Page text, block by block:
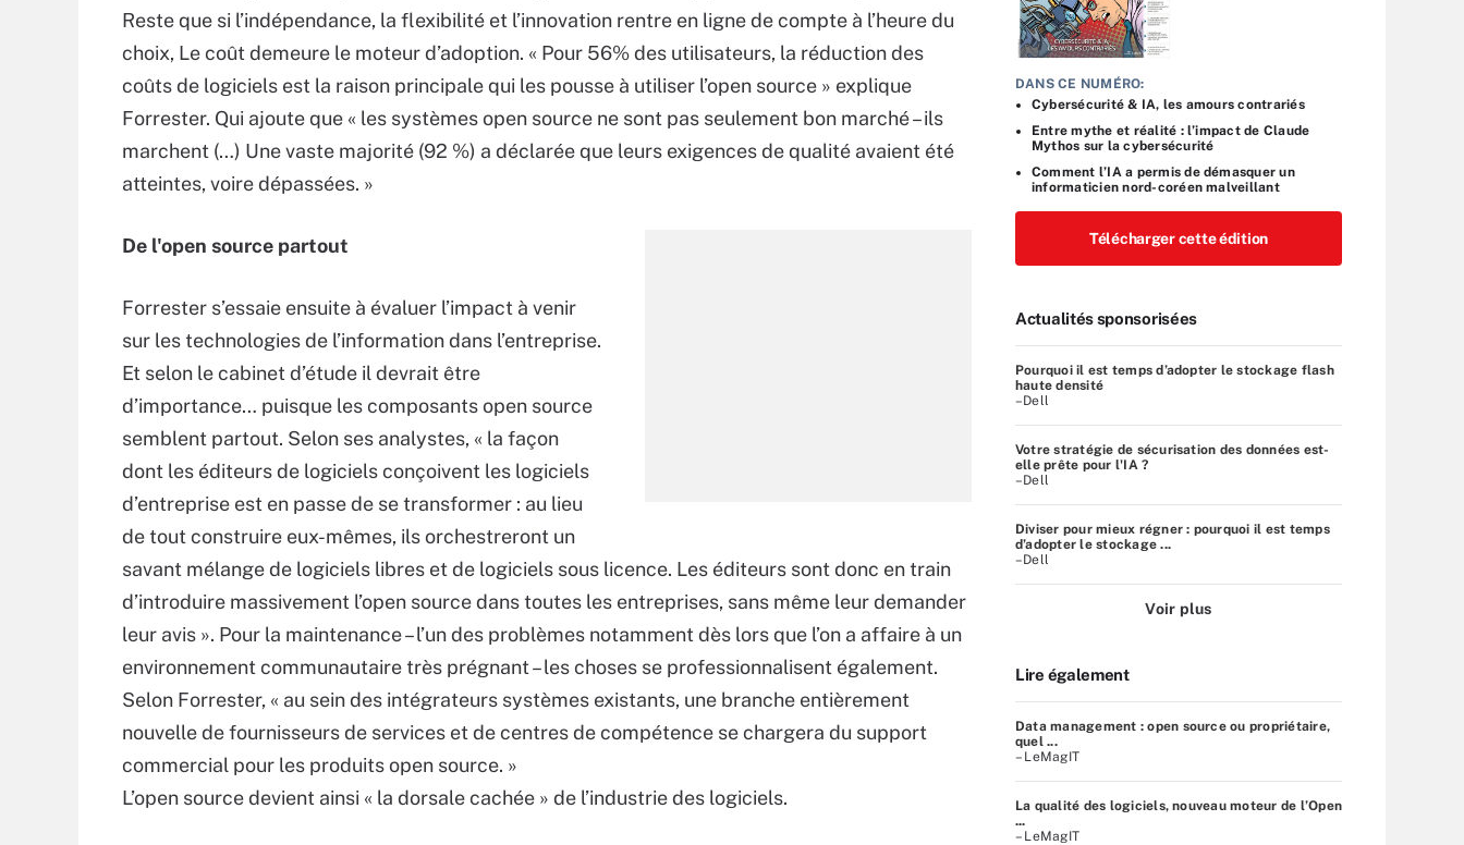
Reste que si l’indépendance, la flexibilité et l’innovation rentre en ligne de compte à l’heure du
choix, Le coût demeure le moteur d’adoption. « Pour 56% des utilisateurs, la réduction des
coûts de logiciels est la raison principale qui les pousse à utiliser l’open source » explique
Forrester. Qui ajoute que « les systèmes open source ne sont pas seulement bon marché – ils
marchent (…) Une vaste majorité (92 %) a déclarée que leurs exigences de qualité avaient été
atteintes, voire dépassées. »
De l'open source partout
Forrester s’essaie ensuite à évaluer l’impact à venir
sur les technologies de l’information dans l’entreprise.
Et selon le cabinet d’étude il devrait être
d’importance… puisque les composants open source
semblent partout. Selon ses analystes, « la façon
dont les éditeurs de logiciels conçoivent les logiciels
d’entreprise est en passe de se transformer : au lieu
de tout construire eux-mêmes, ils orchestreront un
savant mélange de logiciels libres et de logiciels sous licence. Les éditeurs sont donc en train
d’introduire massivement l’open source dans toutes les entreprises, sans même leur demander
leur avis ». Pour la maintenance – l’un des problèmes notamment dès lors que l’on a affaire à un
environnement communautaire très prégnant – les choses se professionnalisent également.
Selon Forrester, « au sein des intégrateurs systèmes existants, une branche entièrement
nouvelle de fournisseurs de services et de centres de compétence se chargera du support
commercial pour les produits open source. »
L’open source devient ainsi « la dorsale cachée » de l’industrie des logiciels.
DANS CE NUMÉRO:
Cybersécurité & IA, les amours contrariés
Entre mythe et réalité : l’impact de Claude
Mythos sur la cybersécurité
Comment l’IA a permis de démasquer un
informaticien nord-coréen malveillant
Télécharger cette édition
Actualités sponsorisées
Pourquoi il est temps d’adopter le stockage flash
haute densité
–Dell
Votre stratégie de sécurisation des données est-
elle prête pour l'IA ?
–Dell
Diviser pour mieux régner : pourquoi il est temps
d’adopter le stockage ...
–Dell
Voir plus
Lire également
Data management : open source ou propriétaire,
quel ...
– LeMagIT
La qualité des logiciels, nouveau moteur de l’Open
...
– LeMagIT